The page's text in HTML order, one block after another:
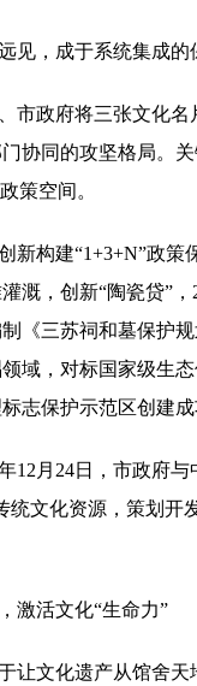
见，成于系统集成
市政府将三张文化
协同的攻坚格局。
策空间。
新构建“1+3+N”政
溉，创新“陶瓷贷”
《三苏祠和墓保护
域，对标国家级生
志保护示范区创建
12月24日，市政府
统文化资源，策划
激活文化“生命力”
让文化遗产从馆舍